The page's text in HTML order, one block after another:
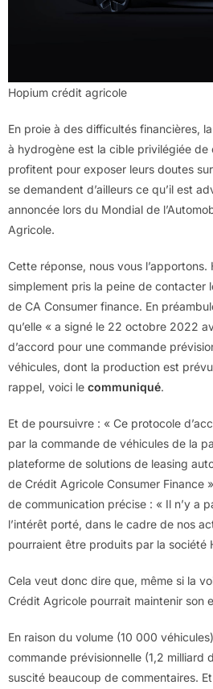
Hopium crédit agricole
En proie à des difficultés financières,
à hydrogène est la cible privilégiée de
profitent pour exposer leurs doutes
se demandent d’ailleurs ce qu’il est
annoncée lors du Mondial de
Agricole.
Cette réponse, nous vous
simplement pris la peine de contacter
de CA Consumer finance. En
qu’elle « a signé le 22 octobre 2022
d’accord pour une commande
véhicules, dont la production est
rappel, voici le communiqué.
Et de poursuivre : « Ce protocole
par la commande de véhicules de la
plateforme de solutions de leasing
de Crédit Agricole Consumer Finance
de communication précise : « Il n’y a
l’intérêt porté, dans le cadre de nos
pourraient être produits par la société
Cela veut donc dire que, même si la
Crédit Agricole pourrait maintenir son
En raison du volume (10 000
commande prévisionnelle (1,2 milliard
suscité beaucoup de commentaires.